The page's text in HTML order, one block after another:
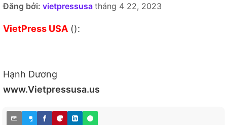
Đăng bởi: vietpressusa tháng 4 22, 2023
VietPress USA ():
Hạnh Dương
www.Vietpressusa.us